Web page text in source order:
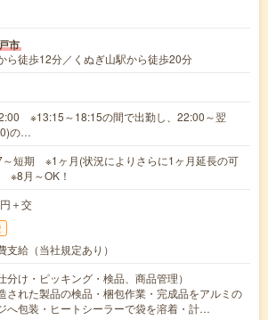
市
ら徒歩12分／くぬぎ山駅から徒歩20分
※13:15～18:15の間で出勤し、22:00～翌
の…
短期 ※1ヶ月(状況によりさらに1ヶ月延長の可
※8月～OK！
＋交
支給（当社規定あり）
分け・ピッキング・検品、商品管理）
された製品の検品・梱包作業・完成品をアルミの
へ包装・ヒートシーラーで袋を溶着・計…